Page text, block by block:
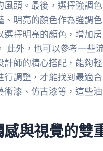
頭。最後，選擇強調
明亮的顏色作為強調
擇明亮的顏色，增加
此外，也可以參考一些
師的精心搭配，能夠
調整，才能找到最適
漆、仿古漆等，這些
與視覺的雙